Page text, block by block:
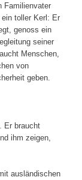
Familienvater
toller Kerl: Er
genoss ein
seiner
Menschen,
von
geben.
Er braucht
ihm zeigen,
ausländischen